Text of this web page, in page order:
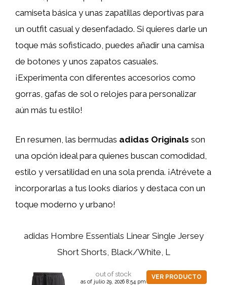
camiseta básica y unas zapatillas deportivas para
un outfit casual y desenfadado. Si quieres darle un
toque más sofisticado, puedes añadir una camisa
de botones y unos zapatos casuales.
¡Experimenta con diferentes accesorios como
gorras, gafas de sol o relojes para personalizar
aún más tu estilo!
En resumen, las bermudas adidas Originals son
una opción ideal para quienes buscan comodidad,
estilo y versatilidad en una sola prenda. ¡Atrévete a
incorporarlas a tus looks diarios y destaca con un
toque moderno y urbano!
adidas Hombre Essentials Linear Single Jersey
Short Shorts, Black/White, L
out of stock
as of julio 29, 2026 8:54 pm
VER PRODUCTO